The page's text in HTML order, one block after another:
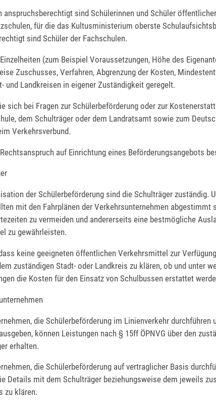
anspruchsberechtigt sind Schülerinnen und Schüler
für die das Kultusministerium oberste
sind Schüler der Fachschulen.
(zum Beispiel Voraussetzungen, Höhe des
Zuschusses, Verfahren, Abgrenzung der Kosten,
und Landkreisen in eigener Zuständigkeit geregelt.
sich bei Fragen zur Schülerbeförderung oder zur
dem Schulträger oder dem Landratsamt sowie zum
Verkehrsverbund.
auf Einrichtung eines Beförderungsangebots
der Schülerbeförderung sind die Schulträger zuständig.
mit den Fahrplänen der Verkehrsunternehmen abgestimmt
zu vermeiden und andererseits eine bestmögliche
zu gewährleisten.
keine geeigneten öffentlichen Verkehrsmittel zur
zuständigen Stadt- oder Landkreis zu klären, ob und unter
die Kosten für den Einsatz von Schulbussen erstattet
die Schülerbeförderung im Linienverkehr durchführen
können Leistungen nach § 15ff ÖPNVG über den
erhalten.
die Schülerbeförderung auf vertraglicher Basis
Details mit dem Schulträger beziehungsweise dem jeweils
zu klären.